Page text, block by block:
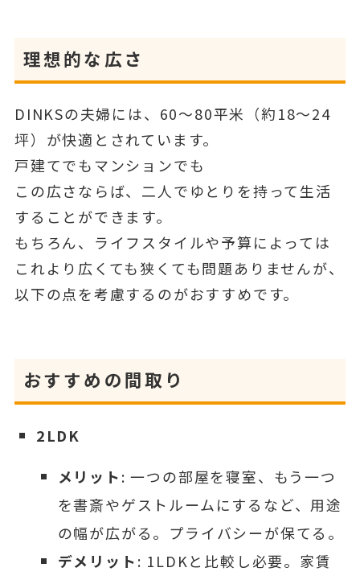
理想的な広さ
DINKSの夫婦には、60〜80平米（約18〜24
坪）が快適とされています。
戸建てでもマンションでも
この広さならば、二人でゆとりを持って生活
することができます。
もちろん、ライフスタイルや予算によっては
これより広くても狭くても問題ありませんが、
以下の点を考慮するのがおすすめです。
おすすめの間取り
2LDK
メリット: 一つの部屋を寝室、もう一つ
を書斎やゲストルームにするなど、用途
の幅が広がる。プライバシーが保てる。
デメリット: 1LDKと比較し必要。家賃